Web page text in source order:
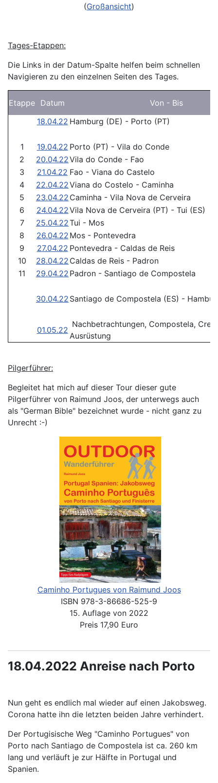
(Großansicht)
Tages-Etappen:
Die Links in der Datum-Spalte helfen beim schnellen
Navigieren zu den einzelnen Seiten des Tages.
Etappe Datum
Von - Bis
18.04.22 Hamburg (DE) - Porto (PT)
1 19.04.22 Porto (PT) - Vila do Conde
2
20.04.22Vila do Conde - Fao
3
21.04.22 Fao - Viana do Castelo
4
22.04.22Viana do Costelo - Caminha
5
23.04.22 Caminha - Vila Nova de Cerveira
6
24.04.22Vila Nova de Cerveira (PT) - Tui (ES)
7
25.04.22Tui - Mos
8
26.04.22 Mos - Pontevedra
9
27.04.22 Pontevedra - Caldas de Reis
10
28.04.22 Caldas de Reis - Padron
11
29.04.22 Padron - Santiago de Compostela
30.04.22 Santiago de Compostela (ES) -
01.05.22
Nachbetrachtungen, Compostela,
Ausrüstung
Pilgerführer:
Begleitet hat mich auf dieser Tour dieser gute
Pilgerführer von Raimund Joos, der unterwegs auch
als "German Bible" bezeichnet wurde - nicht ganz zu
Unrecht :-)
Caminho Portugues von Raimund Joos
ISBN 978-3-86686-525-9
15. Auflage von 2022
Preis 17,90 Euro
18.04.2022 Anreise nach Porto
Nun geht es endlich mal wieder auf einen Jakobsweg.
Corona hatte ihn die letzten beiden Jahre verhindert.
Der Portugisische Weg "Caminho Portugues" von
Porto nach Santiago de Compostela ist ca. 260 km
lang und verläuft je zur Hälfte in Portugal und
Spanien.